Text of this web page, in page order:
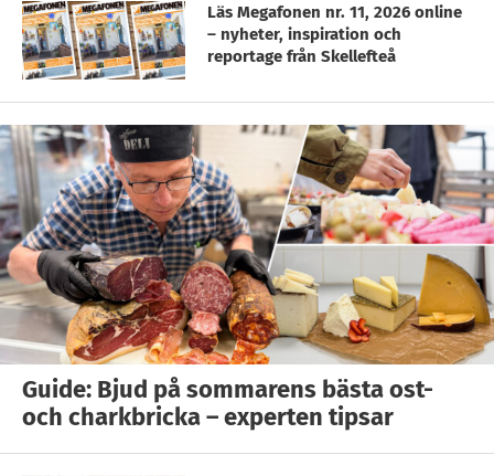
Läs Megafonen nr. 11, 2026 online
– nyheter, inspiration och
reportage från Skellefteå
Guide: Bjud på sommarens bästa ost-
och charkbricka – experten tipsar